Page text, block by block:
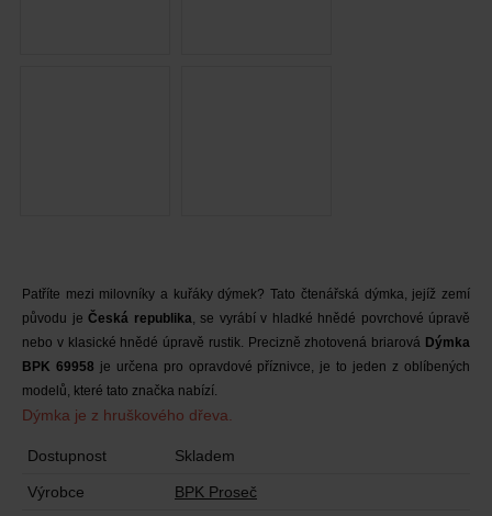
Patříte mezi milovníky a kuřáky dýmek? Tato čtenářská dýmka, jejíž zemí
původu je Česká republika, se vyrábí v hladké hnědé povrchové úpravě
nebo v klasické hnědé úpravě rustik. Precizně zhotovená briarová Dýmka
BPK 69958 je určena pro opravdové příznivce, je to jeden z oblíbených
modelů, které tato značka nabízí.
Dýmka je z hruškového dřeva.
Dostupnost Skladem
Výrobce BPK Proseč